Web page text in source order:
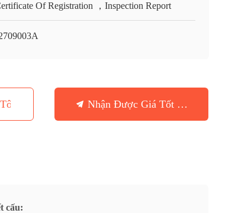
Of Registration ，Inspection Report
Nhận Được Giá Tốt Nhất
cấu: